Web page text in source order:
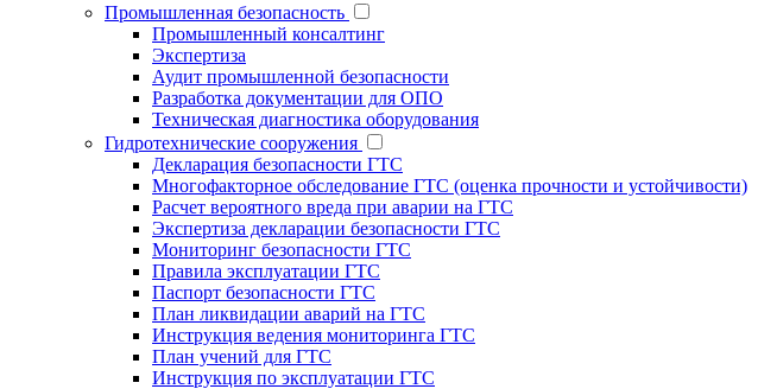
Промышленная безопасность
Промышленный консалтинг
Экспертиза
Аудит промышленной безопасности
Разработка документации для ОПО
Техническая диагностика оборудования
Гидротехнические сооружения
Декларация безопасности ГТС
Многофакторное обследование ГТС (оценка прочности и устойчивости)
Расчет вероятного вреда при аварии на ГТС
Экспертиза декларации безопасности ГТС
Мониторинг безопасности ГТС
Правила эксплуатации ГТС
Паспорт безопасности ГТС
План ликвидации аварий на ГТС
Инструкция ведения мониторинга ГТС
План учений для ГТС
Инструкция по эксплуатации ГТС